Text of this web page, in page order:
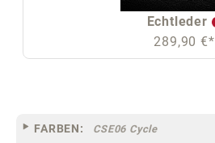
Echtleder
289,90 €*
FARBEN: CSE06 Cycle